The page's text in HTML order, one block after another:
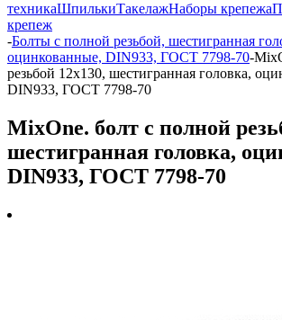
техникаШпилькиТакелажНаборы крепежа
крепеж
-Болты с полной резьбой, шестигранная
оцинкованные, DIN933, ГОСТ 7798-70-
резьбой 12х130, шестигранная головка,
DIN933, ГОСТ 7798-70
MixOne. болт с полной
шестигранная головка,
DIN933, ГОСТ 7798-70